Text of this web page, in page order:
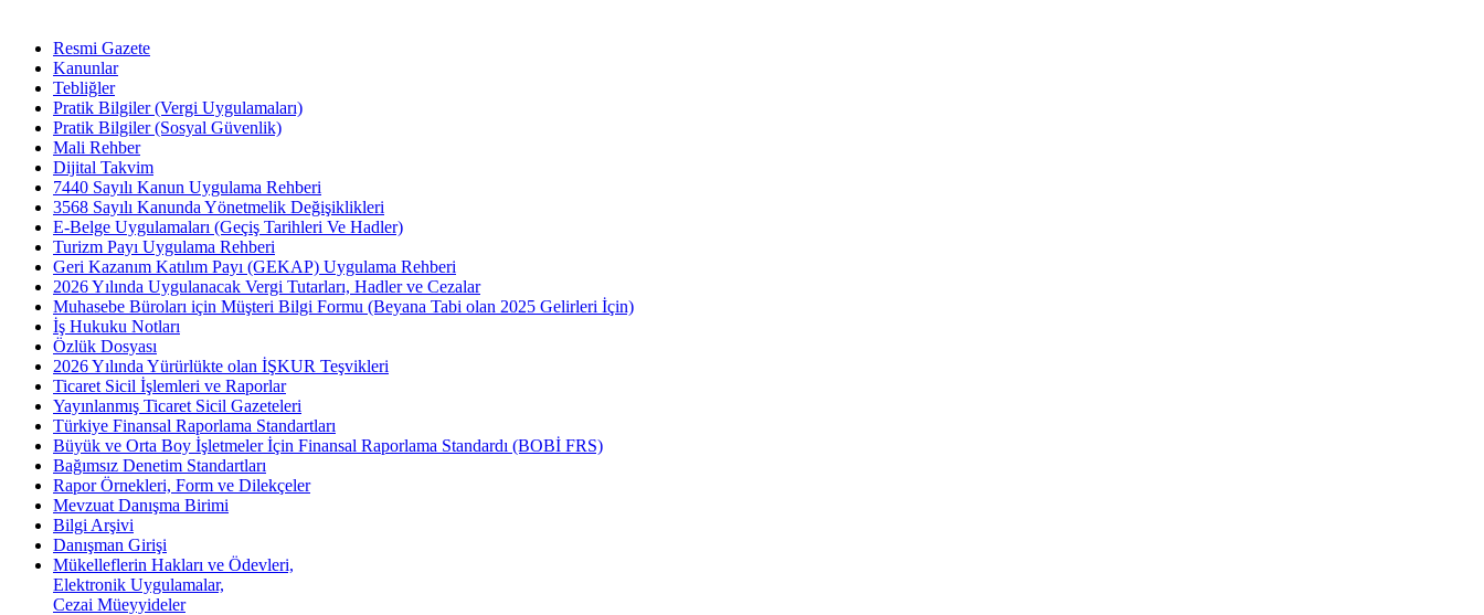
Resmi Gazete
Kanunlar
Tebliğler
Pratik Bilgiler (Vergi Uygulamaları)
Pratik Bilgiler (Sosyal Güvenlik)
Mali Rehber
Dijital Takvim
7440 Sayılı Kanun Uygulama Rehberi
3568 Sayılı Kanunda Yönetmelik Değişiklikleri
E-Belge Uygulamaları (Geçiş Tarihleri Ve Hadler)
Turizm Payı Uygulama Rehberi
Geri Kazanım Katılım Payı (GEKAP) Uygulama Rehberi
2026 Yılında Uygulanacak Vergi Tutarları, Hadler ve Cezalar
Muhasebe Büroları için Müşteri Bilgi Formu (Beyana Tabi olan 2025 Gelirleri İçin)
İş Hukuku Notları
Özlük Dosyası
2026 Yılında Yürürlükte olan İŞKUR Teşvikleri
Ticaret Sicil İşlemleri ve Raporlar
Yayınlanmış Ticaret Sicil Gazeteleri
Türkiye Finansal Raporlama Standartları
Büyük ve Orta Boy İşletmeler İçin Finansal Raporlama Standardı (BOBİ FRS)
Bağımsız Denetim Standartları
Rapor Örnekleri, Form ve Dilekçeler
Mevzuat Danışma Birimi
Bilgi Arşivi
Danışman Girişi
Mükelleflerin Hakları ve Ödevleri,
Elektronik Uygulamalar,
Cezai Müeyyideler